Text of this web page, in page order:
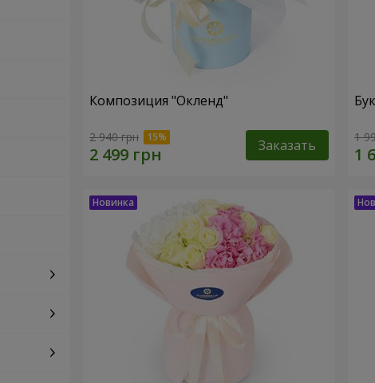
Композиция "Окленд"
2 940 грн Заказать 1